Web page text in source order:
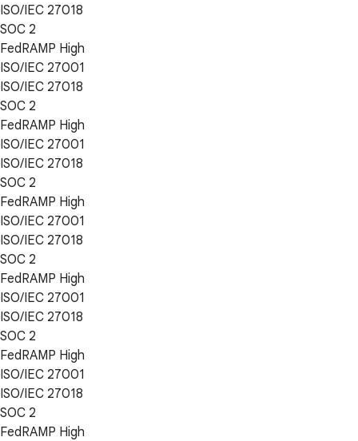
ISO/IEC 27018
SOC 2
FedRAMP High
ISO/IEC 27001
ISO/IEC 27018
SOC 2
FedRAMP High
ISO/IEC 27001
ISO/IEC 27018
SOC 2
FedRAMP High
ISO/IEC 27001
ISO/IEC 27018
SOC 2
FedRAMP High
ISO/IEC 27001
ISO/IEC 27018
SOC 2
FedRAMP High
ISO/IEC 27001
ISO/IEC 27018
SOC 2
FedRAMP High